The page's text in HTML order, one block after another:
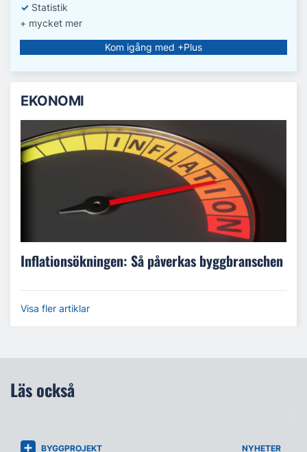
✓ Statistik
+ mycket mer
Kom igång med +Plus
EKONOMI
Inflationsökningen: Så påverkas byggbranschen
Visa fler artiklar
Läs också
BYGGPROJEKT NYHETER